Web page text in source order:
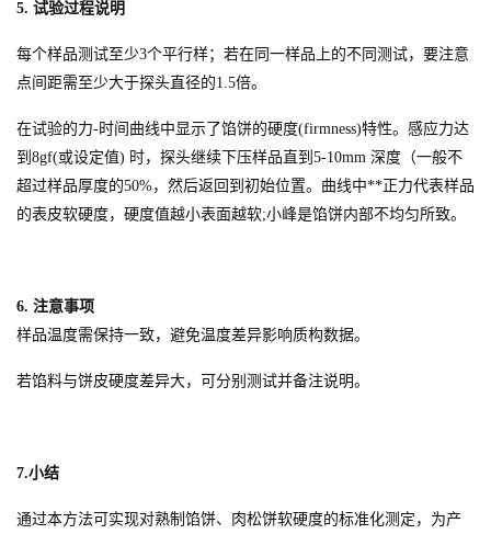
5. 试验过程说明
每个样品测试至少3个平行样；若在同一样品上的不同测试，要注意
点间距需至少大于探头直径的1.5倍。
在试验的力-时间曲线中显示了馅饼的硬度(firmness)特性。感应力达
到8gf(或设定值) 时，探头继续下压样品直到5-10mm 深度（一般不
超过样品厚度的50%，然后返回到初始位置。曲线中**正力代表样品
的表皮软硬度，硬度值越小表面越软;小峰是馅饼内部不均匀所致。
6. 注意事项
样品温度需保持一致，避免温度差异影响质构数据。
若馅料与饼皮硬度差异大，可分别测试并备注说明。
7.小结
通过本方法可实现对熟制馅饼、肉松饼软硬度的标准化测定，为产